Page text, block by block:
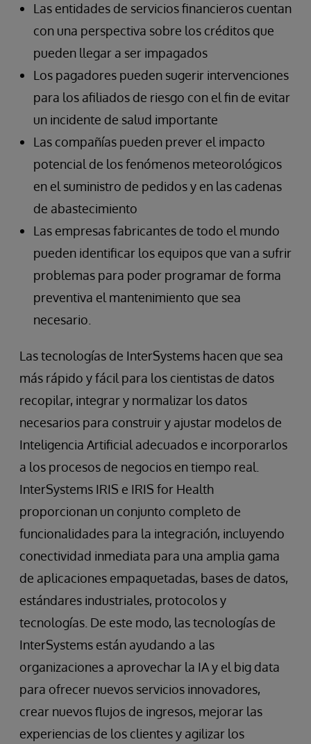
Las entidades de servicios financieros cuentan
con una perspectiva sobre los créditos que
pueden llegar a ser impagados
Los pagadores pueden sugerir intervenciones
para los afiliados de riesgo con el fin de evitar
un incidente de salud importante
Las compañías pueden prever el impacto
potencial de los fenómenos meteorológicos
en el suministro de pedidos y en las cadenas
de abastecimiento
Las empresas fabricantes de todo el mundo
pueden identificar los equipos que van a sufrir
problemas para poder programar de forma
preventiva el mantenimiento que sea
necesario.
Las tecnologías de InterSystems hacen que sea
más rápido y fácil para los cientistas de datos
recopilar, integrar y normalizar los datos
necesarios para construir y ajustar modelos de
Inteligencia Artificial adecuados e incorporarlos
a los procesos de negocios en tiempo real.
InterSystems IRIS e IRIS for Health
proporcionan un conjunto completo de
funcionalidades para la integración, incluyendo
conectividad inmediata para una amplia gama
de aplicaciones empaquetadas, bases de datos,
estándares industriales, protocolos y
tecnologías. De este modo, las tecnologías de
InterSystems están ayudando a las
organizaciones a aprovechar la IA y el big data
para ofrecer nuevos servicios innovadores,
crear nuevos flujos de ingresos, mejorar las
experiencias de los clientes y agilizar los